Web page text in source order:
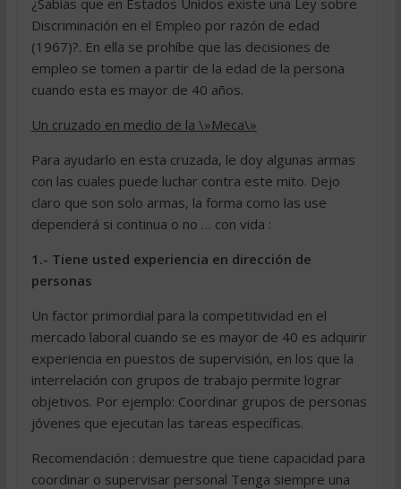
¿Sabias que en Estados Unidos existe una Ley sobre
Discriminación en el Empleo por razón de edad
(1967)?. En ella se prohíbe que las decisiones de
empleo se tomen a partir de la edad de la persona
cuando esta es mayor de 40 años.
Un cruzado en medio de la \»Meca\»
Para ayudarlo en esta cruzada, le doy algunas armas
con las cuales puede luchar contra este mito. Dejo
claro que son solo armas, la forma como las use
dependerá si continua o no … con vida :
1.- Tiene usted experiencia en dirección de
personas
Un factor primordial para la competitividad en el
mercado laboral cuando se es mayor de 40 es adquirir
experiencia en puestos de supervisión, en los que la
interrelación con grupos de trabajo permite lograr
objetivos. Por ejemplo: Coordinar grupos de personas
jóvenes que ejecutan las tareas específicas.
Recomendación : demuestre que tiene capacidad para
coordinar o supervisar personal Tenga siempre una